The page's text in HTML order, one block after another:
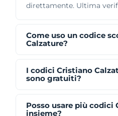
direttamente. Ultima
Come uso un codice
Calzature?
I codici Cristiano
sono gratuiti?
Posso usare più codici
insieme?